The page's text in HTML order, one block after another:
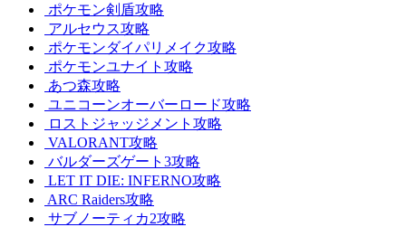
ポケモン剣盾攻略
アルセウス攻略
ポケモンダイパリメイク攻略
ポケモンユナイト攻略
あつ森攻略
ユニコーンオーバーロード攻略
ロストジャッジメント攻略
VALORANT攻略
バルダーズゲート3攻略
LET IT DIE: INFERNO攻略
ARC Raiders攻略
サブノーティカ2攻略